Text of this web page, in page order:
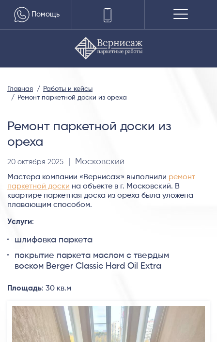
Помощь
Главная
Работы и кейсы
Ремонт паркетной доски из ореха
Ремонт паркетной доски из
ореха
20 октября 2025 | Московский
Мастера компании «Вернисаж» выполнили ремонт
паркетной доски на объекте в г. Московский. В
квартире паркетная доска из ореха была уложена
плавающим способом.
Услуги:
шлифовка паркета
покрытие паркета маслом с твердым
воском Berger Classic Hard Oil Extra
Площадь: 30 кв.м